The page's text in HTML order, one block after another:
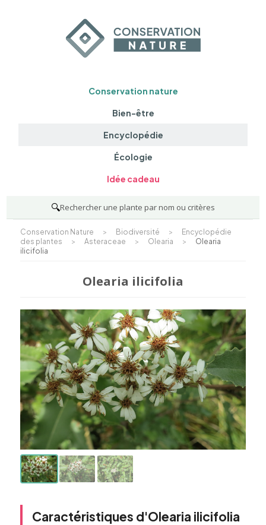
Conservation nature
Bien-être
Encyclopédie
Écologie
Idée cadeau
🔍Rechercher une plante par nom ou critères
Conservation Nature > Biodiversité >
Encyclopédie
des plantes
> Asteraceae > Olearia >
Olearia
ilicifolia
Olearia ilicifolia
Caractéristiques d'Olearia ilicifolia